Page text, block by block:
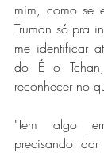
mim, como se
Truman só pra
me identificar
do É o
reconhecer no
"Tem algo
precisando